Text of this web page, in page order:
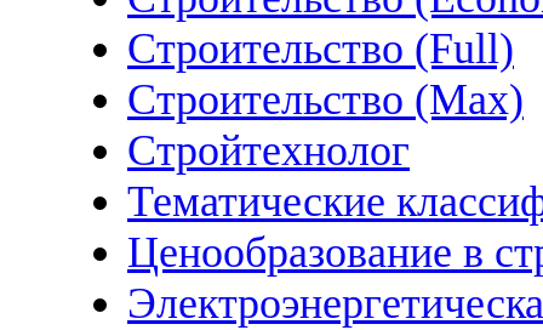
Строительство (Full)
Строительство (Max)
Стройтехнолог
Тематические
Ценообразование в